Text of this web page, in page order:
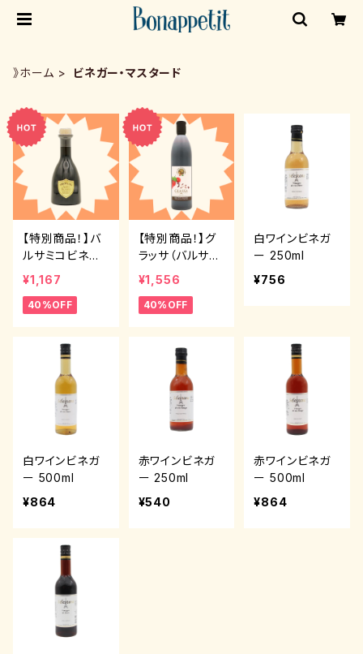
》ホーム ビネガー・マスタード
【特別商品！】バ
ルサミコビネガ
ー インヴェッキ
アート3年物 25
0ml
¥1,167
40%OFF
【特別商品！】グ
ラッサ（バルサミ
コクリーム）500
¥1,556
40%OFF
白ワインビネガ
ー 250ml
¥756
白ワインビネガ
ー 500ml
¥864
赤ワインビネガ
ー 250ml
¥540
赤ワインビネガ
ー 500ml
¥864